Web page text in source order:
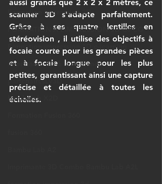
Formation impression 3D
FORMATION À L’IMPRESSION 3D OPCO
Formation impression 3D e-learning
impression 3D à la demande
partenairesLV3D
bambulab X2D
scanner 3D s'adapte parfaitement.
stéréovision , il utilise des objectifs à
focale courte pour les grandes pièces
et à focale longue pour les plus
petites, garantissant ainsi une capture
précise et détaillée à toutes les
échelles.